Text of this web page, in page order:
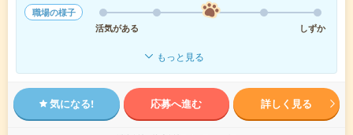
職場の様子
活気がある
しずか
もっと見る
気になる! 応募へ進む 詳しく見る